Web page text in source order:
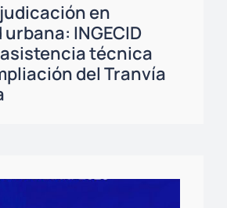
en
INGECID
técnica
del Tranvía